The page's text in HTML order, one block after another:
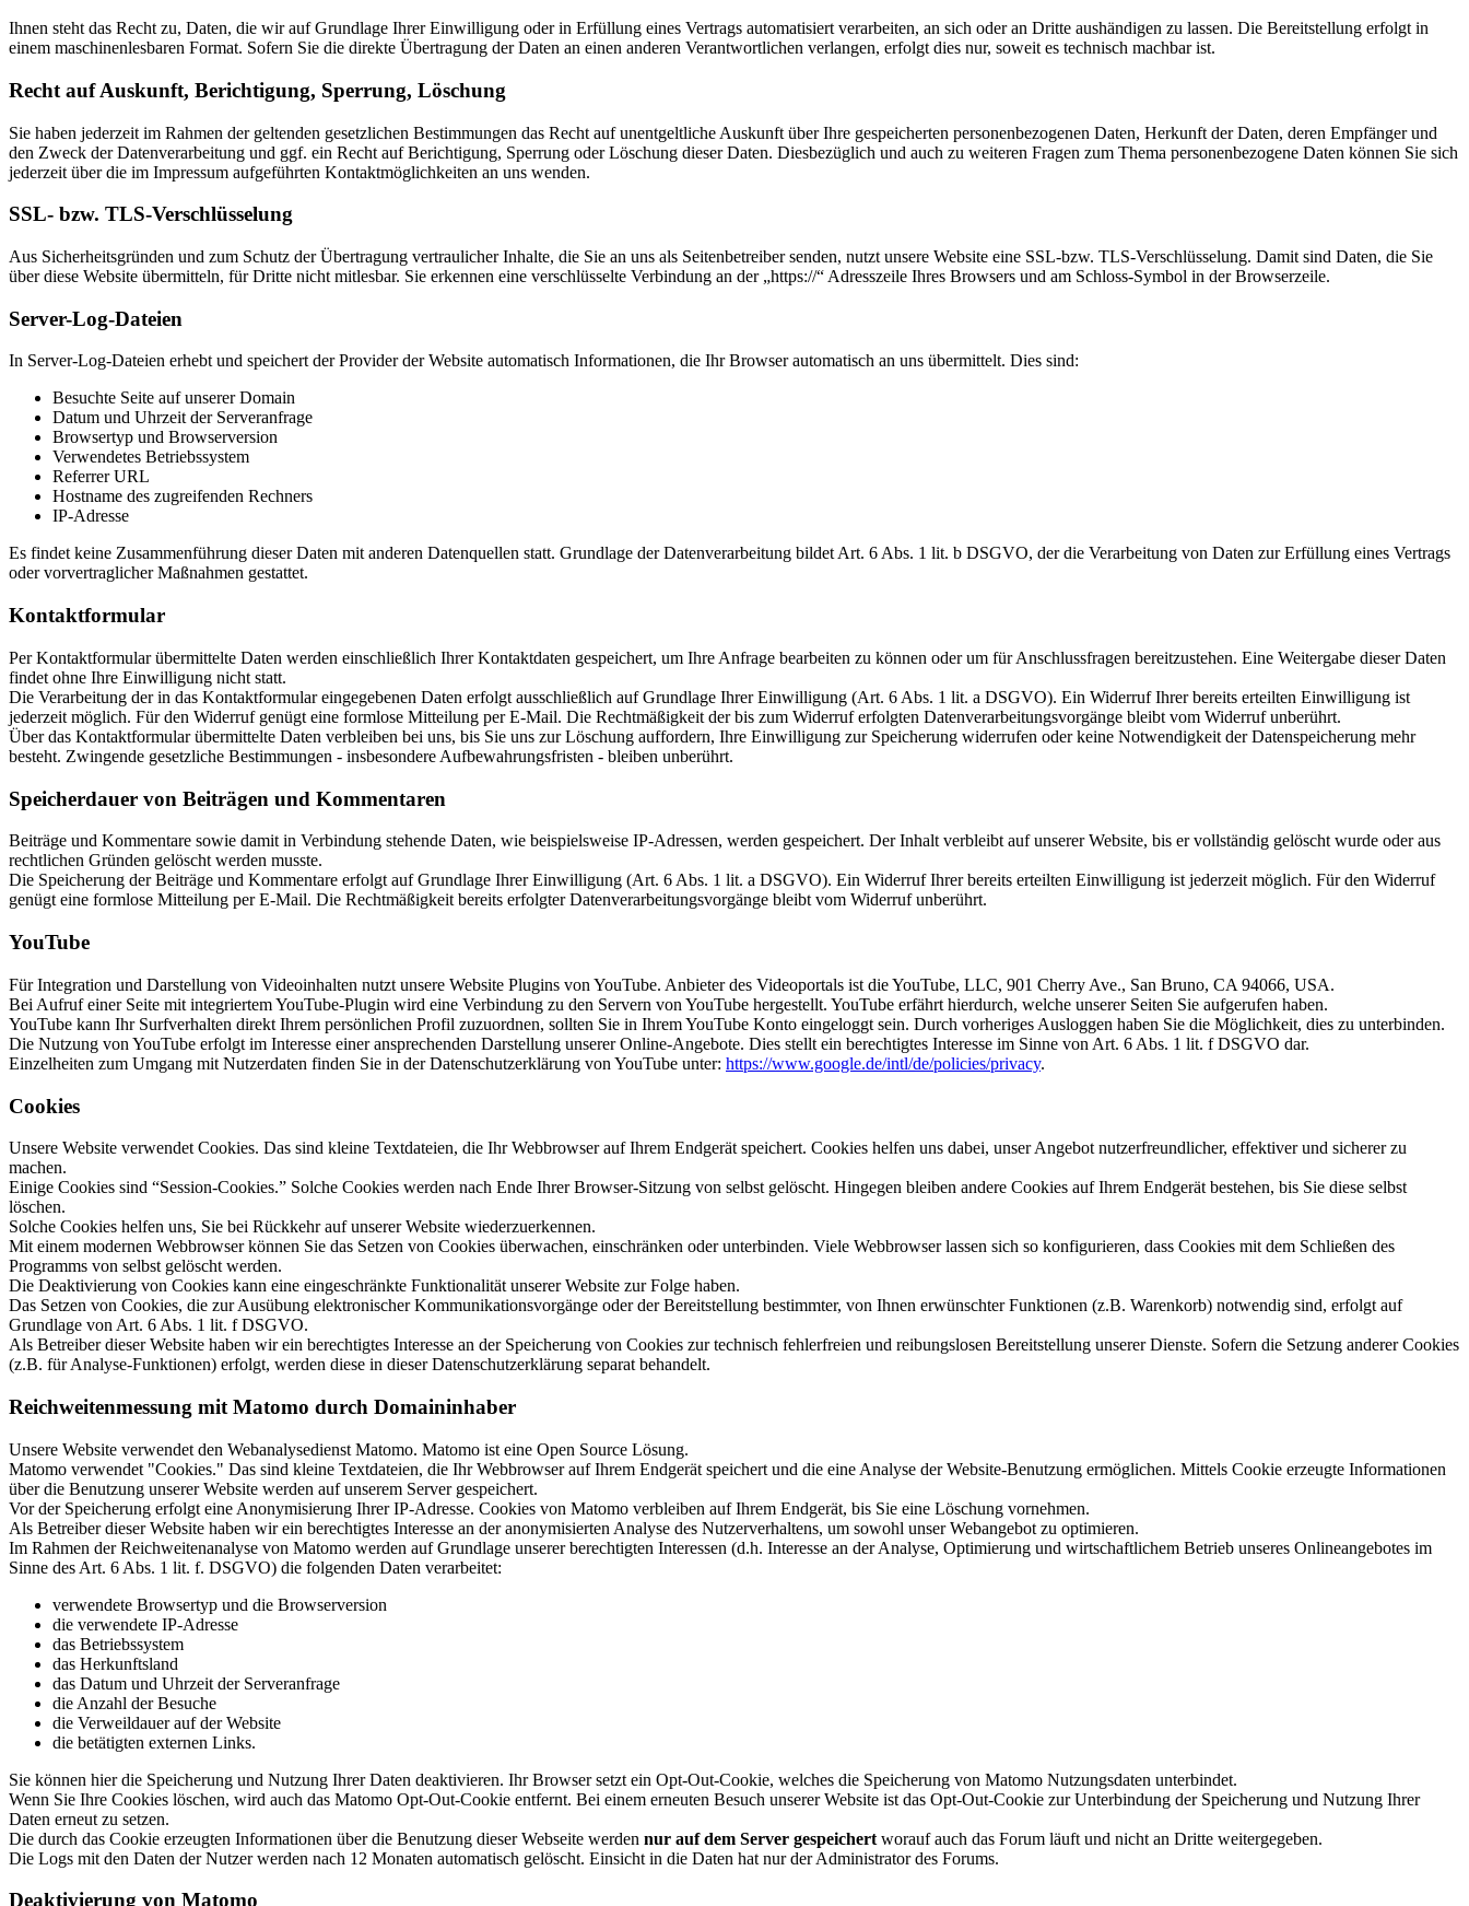
Ihnen steht das Recht zu, Daten, die wir auf Grundlage Ihrer Einwilligung oder in Erfüllung eines Vertrags automatisiert verarbeiten, an sich oder an Dritte aushändigen zu lassen. Die Bereitstellung erfolgt in
einem maschinenlesbaren Format. Sofern Sie die direkte Übertragung der Daten an einen anderen Verantwortlichen verlangen, erfolgt dies nur, soweit es technisch machbar ist.
Recht auf Auskunft, Berichtigung, Sperrung, Löschung
Sie haben jederzeit im Rahmen der geltenden gesetzlichen Bestimmungen das Recht auf unentgeltliche Auskunft über Ihre gespeicherten personenbezogenen Daten, Herkunft der Daten, deren Empfänger und
den Zweck der Datenverarbeitung und ggf. ein Recht auf Berichtigung, Sperrung oder Löschung dieser Daten. Diesbezüglich und auch zu weiteren Fragen zum Thema personenbezogene Daten können Sie sich
jederzeit über die im Impressum aufgeführten Kontaktmöglichkeiten an uns wenden.
SSL- bzw. TLS-Verschlüsselung
Aus Sicherheitsgründen und zum Schutz der Übertragung vertraulicher Inhalte, die Sie an uns als Seitenbetreiber senden, nutzt unsere Website eine SSL-bzw. TLS-Verschlüsselung. Damit sind Daten, die Sie
über diese Website übermitteln, für Dritte nicht mitlesbar. Sie erkennen eine verschlüsselte Verbindung an der „https://“ Adresszeile Ihres Browsers und am Schloss-Symbol in der Browserzeile.
Server-Log-Dateien
In Server-Log-Dateien erhebt und speichert der Provider der Website automatisch Informationen, die Ihr Browser automatisch an uns übermittelt. Dies sind:
Besuchte Seite auf unserer Domain
Datum und Uhrzeit der Serveranfrage
Browsertyp und Browserversion
Verwendetes Betriebssystem
Referrer URL
Hostname des zugreifenden Rechners
IP-Adresse
Es findet keine Zusammenführung dieser Daten mit anderen Datenquellen statt. Grundlage der Datenverarbeitung bildet Art. 6 Abs. 1 lit. b DSGVO, der die Verarbeitung von Daten zur Erfüllung eines Vertrags
oder vorvertraglicher Maßnahmen gestattet.
Kontaktformular
Per Kontaktformular übermittelte Daten werden einschließlich Ihrer Kontaktdaten gespeichert, um Ihre Anfrage bearbeiten zu können oder um für Anschlussfragen bereitzustehen. Eine Weitergabe dieser Daten
findet ohne Ihre Einwilligung nicht statt.
Die Verarbeitung der in das Kontaktformular eingegebenen Daten erfolgt ausschließlich auf Grundlage Ihrer Einwilligung (Art. 6 Abs. 1 lit. a DSGVO). Ein Widerruf Ihrer bereits erteilten Einwilligung ist
jederzeit möglich. Für den Widerruf genügt eine formlose Mitteilung per E-Mail. Die Rechtmäßigkeit der bis zum Widerruf erfolgten Datenverarbeitungsvorgänge bleibt vom Widerruf unberührt.
Über das Kontaktformular übermittelte Daten verbleiben bei uns, bis Sie uns zur Löschung auffordern, Ihre Einwilligung zur Speicherung widerrufen oder keine Notwendigkeit der Datenspeicherung mehr
besteht. Zwingende gesetzliche Bestimmungen - insbesondere Aufbewahrungsfristen - bleiben unberührt.
Speicherdauer von Beiträgen und Kommentaren
Beiträge und Kommentare sowie damit in Verbindung stehende Daten, wie beispielsweise IP-Adressen, werden gespeichert. Der Inhalt verbleibt auf unserer Website, bis er vollständig gelöscht wurde oder aus
rechtlichen Gründen gelöscht werden musste.
Die Speicherung der Beiträge und Kommentare erfolgt auf Grundlage Ihrer Einwilligung (Art. 6 Abs. 1 lit. a DSGVO). Ein Widerruf Ihrer bereits erteilten Einwilligung ist jederzeit möglich. Für den Widerruf
genügt eine formlose Mitteilung per E-Mail. Die Rechtmäßigkeit bereits erfolgter Datenverarbeitungsvorgänge bleibt vom Widerruf unberührt.
YouTube
Für Integration und Darstellung von Videoinhalten nutzt unsere Website Plugins von YouTube. Anbieter des Videoportals ist die YouTube, LLC, 901 Cherry Ave., San Bruno, CA 94066, USA.
Bei Aufruf einer Seite mit integriertem YouTube-Plugin wird eine Verbindung zu den Servern von YouTube hergestellt. YouTube erfährt hierdurch, welche unserer Seiten Sie aufgerufen haben.
YouTube kann Ihr Surfverhalten direkt Ihrem persönlichen Profil zuzuordnen, sollten Sie in Ihrem YouTube Konto eingeloggt sein. Durch vorheriges Ausloggen haben Sie die Möglichkeit, dies zu unterbinden.
Die Nutzung von YouTube erfolgt im Interesse einer ansprechenden Darstellung unserer Online-Angebote. Dies stellt ein berechtigtes Interesse im Sinne von Art. 6 Abs. 1 lit. f DSGVO dar.
Einzelheiten zum Umgang mit Nutzerdaten finden Sie in der Datenschutzerklärung von YouTube unter: https://www.google.de/intl/de/policies/privacy.
Cookies
Unsere Website verwendet Cookies. Das sind kleine Textdateien, die Ihr Webbrowser auf Ihrem Endgerät speichert. Cookies helfen uns dabei, unser Angebot nutzerfreundlicher, effektiver und sicherer zu
machen.
Einige Cookies sind “Session-Cookies.” Solche Cookies werden nach Ende Ihrer Browser-Sitzung von selbst gelöscht. Hingegen bleiben andere Cookies auf Ihrem Endgerät bestehen, bis Sie diese selbst
löschen.
Solche Cookies helfen uns, Sie bei Rückkehr auf unserer Website wiederzuerkennen.
Mit einem modernen Webbrowser können Sie das Setzen von Cookies überwachen, einschränken oder unterbinden. Viele Webbrowser lassen sich so konfigurieren, dass Cookies mit dem Schließen des
Programms von selbst gelöscht werden.
Die Deaktivierung von Cookies kann eine eingeschränkte Funktionalität unserer Website zur Folge haben.
Das Setzen von Cookies, die zur Ausübung elektronischer Kommunikationsvorgänge oder der Bereitstellung bestimmter, von Ihnen erwünschter Funktionen (z.B. Warenkorb) notwendig sind, erfolgt auf
Grundlage von Art. 6 Abs. 1 lit. f DSGVO.
Als Betreiber dieser Website haben wir ein berechtigtes Interesse an der Speicherung von Cookies zur technisch fehlerfreien und reibungslosen Bereitstellung unserer Dienste. Sofern die Setzung anderer Cookies
(z.B. für Analyse-Funktionen) erfolgt, werden diese in dieser Datenschutzerklärung separat behandelt.
Reichweitenmessung mit Matomo durch Domaininhaber
Unsere Website verwendet den Webanalysedienst Matomo. Matomo ist eine Open Source Lösung.
Matomo verwendet "Cookies." Das sind kleine Textdateien, die Ihr Webbrowser auf Ihrem Endgerät speichert und die eine Analyse der Website-Benutzung ermöglichen. Mittels Cookie erzeugte Informationen
über die Benutzung unserer Website werden auf unserem Server gespeichert.
Vor der Speicherung erfolgt eine Anonymisierung Ihrer IP-Adresse. Cookies von Matomo verbleiben auf Ihrem Endgerät, bis Sie eine Löschung vornehmen.
Als Betreiber dieser Website haben wir ein berechtigtes Interesse an der anonymisierten Analyse des Nutzerverhaltens, um sowohl unser Webangebot zu optimieren.
Im Rahmen der Reichweitenanalyse von Matomo werden auf Grundlage unserer berechtigten Interessen (d.h. Interesse an der Analyse, Optimierung und wirtschaftlichem Betrieb unseres Onlineangebotes im
Sinne des Art. 6 Abs. 1 lit. f. DSGVO) die folgenden Daten verarbeitet:
verwendete Browsertyp und die Browserversion
die verwendete IP-Adresse
das Betriebssystem
das Herkunftsland
das Datum und Uhrzeit der Serveranfrage
die Anzahl der Besuche
die Verweildauer auf der Website
die betätigten externen Links.
Sie können hier die Speicherung und Nutzung Ihrer Daten deaktivieren. Ihr Browser setzt ein Opt-Out-Cookie, welches die Speicherung von Matomo Nutzungsdaten unterbindet.
Wenn Sie Ihre Cookies löschen, wird auch das Matomo Opt-Out-Cookie entfernt. Bei einem erneuten Besuch unserer Website ist das Opt-Out-Cookie zur Unterbindung der Speicherung und Nutzung Ihrer
Daten erneut zu setzen.
Die durch das Cookie erzeugten Informationen über die Benutzung dieser Webseite werden nur auf dem Server gespeichert worauf auch das Forum läuft und nicht an Dritte weitergegeben.
Die Logs mit den Daten der Nutzer werden nach 12 Monaten automatisch gelöscht. Einsicht in die Daten hat nur der Administrator des Forums.
Deaktivierung von Matomo